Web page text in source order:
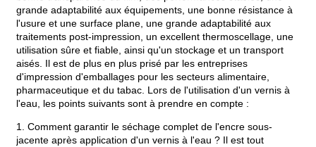
grande adaptabilité aux équipements, une bonne résistance à
l'usure et une surface plane, une grande adaptabilité aux
traitements post-impression, un excellent thermoscellage, une
utilisation sûre et fiable, ainsi qu'un stockage et un transport
aisés. Il est de plus en plus prisé par les entreprises
d'impression d'emballages pour les secteurs alimentaire,
pharmaceutique et du tabac. Lors de l'utilisation d'un vernis à
l'eau, les points suivants sont à prendre en compte :
1. Comment garantir le séchage complet de l'encre sous-
jacente après application d'un vernis à l'eau ? Il est tout